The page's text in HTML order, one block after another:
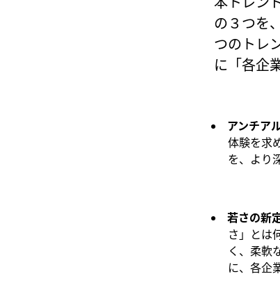
の３つを
つのトレ
に「各企
アンチア
体験を求
を、より
若さの新
さ」とは
く、柔軟
に、各企